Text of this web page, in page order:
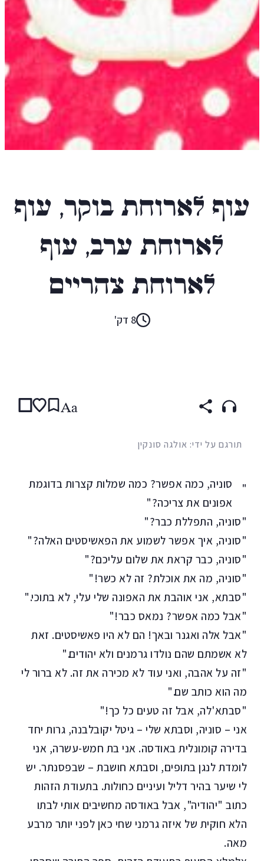
עוף לארוחת בוקר, עוף
לארוחת ערב, עוף
לארוחת צהריים
8 דק'
Aa
תורגם על ידי: אולגה סונקין
"
סוניה, כמה אפשר? כמה שמלות קצרות בדוגמת
אפונים את צריכה?"
"סוניה, התפללת כבר?"
"סוניה, איך אפשר לשמוע את הפאשיסטים האלה?"
"סוניה, כבר קראת את שלום עליכם?"
"סוניה, מה את אוכלת? זה לא כשר!"
"סבתא, אני אוהבת את האפונה שלי עלי, לא בתוכי."
"אבל כמה אפשר? נמאס כבר!"
"אבל אלה ואגנר ובאך! הם לא היו פאשיסטים. זאת
לא אשמתם שהם נולדו גרמנים ולא יהודים."
"זה על אהבה, ואני עוד לא מכירה את זה. לא ברור לי
מה הוא כותב שם."
"סבתא'לה, אבל זה טעים כל כך!"
אני – סוניה, וסבתא שלי – גיטל יקובלבנה, גרות יחד
בדירה קומונלית באודסה. אני בת חמש-עשרה, אני
לומדת לנגן בתופים, וסבתא חושבת – שבפסנתר. יש
לי שיער בהיר דליל ועיניים כחולות. בתעודת הזהות
כתוב "יהודיה", אבל באודסה מחשיבים אותי לבתו
הלא חוקית של איזה גרמני שחי כאן לפני יותר מרבע
מאה.